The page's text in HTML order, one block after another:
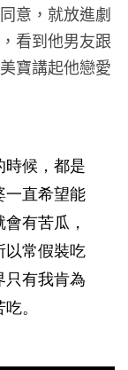
意，就放進劇
看到他男友跟
寶講起他戀愛
時候，都是
一直希望能
有苦瓜，
以常假裝吃
只有我肯為
。